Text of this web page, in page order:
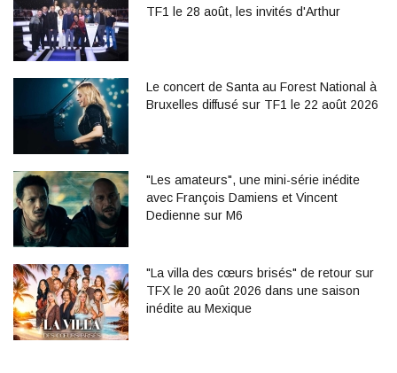
TF1 le 28 août, les invités d'Arthur
Le concert de Santa au Forest National à
Bruxelles diffusé sur TF1 le 22 août 2026
"Les amateurs", une mini-série inédite
avec François Damiens et Vincent
Dedienne sur M6
"La villa des cœurs brisés" de retour sur
TFX le 20 août 2026 dans une saison
inédite au Mexique